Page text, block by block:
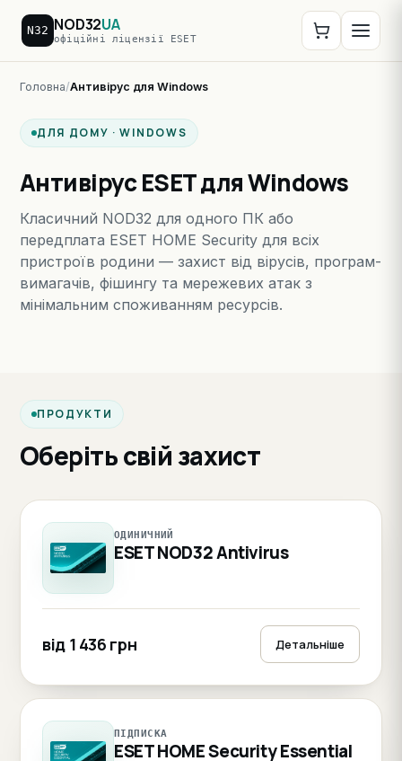
N32 NOD32UA
офіційні ліцензії ESET
Головна Антивірус для Windows
ДЛЯ ДОМУ · WINDOWS
Антивірус ESET для Windows
Класичний NOD32 для одного ПК або
передплата ESET HOME Security для всіх
пристроїв родини — захист від вірусів, програм-
вимагачів, фішингу та мережевих атак з
мінімальним споживанням ресурсів.
ПРОДУКТИ
Оберіть свій захист
ОДИНИЧНИЙ
ESET NOD32 Antivirus
від 1 436 грн Детальніше
ПІДПИСКА
ESET HOME Security Essential